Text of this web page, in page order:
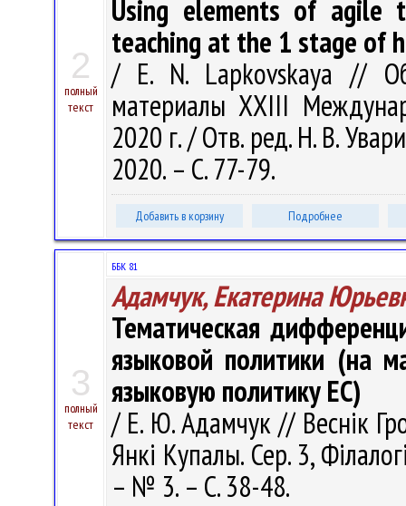
2
полный
текст
Using elements of agile
teaching at the 1 stage of
/ E. N. Lapkovskaya //
материалы XХIII
2020 г. / Отв. ред. Н. В.
2020. – С. 77-79.
Добавить в корзину Подробнее
3
полный
текст
ББК 81
Адамчук, Екатерина
Тематическая
языковой политики (на
языковую политику ЕС)
/ Е. Ю. Адамчук // Веснік
Янкі Купалы. Сер. 3,
– № 3. – С. 38-48.